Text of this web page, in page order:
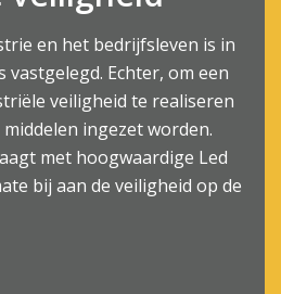
en het bedrijfsleven is in
vastgelegd. Echter, om een
veiligheid te realiseren
ingezet worden.
met hoogwaardige Led
bij aan de veiligheid op de